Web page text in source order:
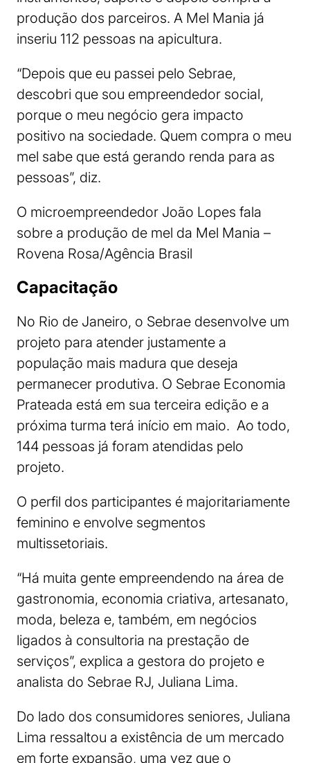
produção dos parceiros. A Mel Mania já
inseriu 112 pessoas na apicultura.
“Depois que eu passei pelo Sebrae,
descobri que sou empreendedor social,
porque o meu negócio gera impacto
positivo na sociedade. Quem compra o meu
mel sabe que está gerando renda para as
pessoas”, diz.
O microempreendedor João Lopes fala
sobre a produção de mel da Mel Mania –
Rovena Rosa/Agência Brasil
Capacitação
No Rio de Janeiro, o Sebrae desenvolve um
projeto para atender justamente a
população mais madura que deseja
permanecer produtiva. O Sebrae Economia
Prateada está em sua terceira edição e a
próxima turma terá início em maio. Ao todo,
144 pessoas já foram atendidas pelo
projeto.
O perfil dos participantes é majoritariamente
feminino e envolve segmentos
multissetoriais.
“Há muita gente empreendendo na área de
gastronomia, economia criativa, artesanato,
moda, beleza e, também, em negócios
ligados à consultoria na prestação de
serviços”, explica a gestora do projeto e
analista do Sebrae RJ, Juliana Lima.
Do lado dos consumidores seniores, Juliana
Lima ressaltou a existência de um mercado
em forte expansão, uma vez que o